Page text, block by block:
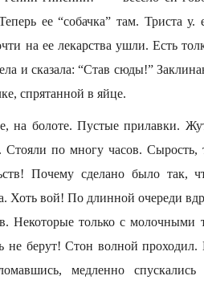
ее “собачка” там. Триста у.
на ее лекарства ушли. Есть
и сказала: “Став сюды!”
спрятанной в яйце.
болоте. Пустые прилавки.
по многу часов. Сырость,
Почему сделано было так,
Хоть вой! По длинной очереди
Некоторые только с
не берут! Стон волной проходил.
медленно